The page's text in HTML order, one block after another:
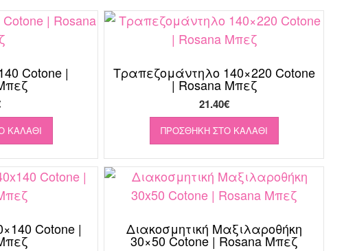
Cotone |
ΚΑΛΆΘΙ
Τραπεζομάντηλο 140×220 Cotone
| Rosana Μπεζ
21.40€
ΠΡΟΣΘΉΚΗ ΣΤΟ ΚΑΛΆΘΙ
Cotone | Διακοσμητική Μαξιλαροθήκη
30×50 Cotone | Rosana Μπεζ